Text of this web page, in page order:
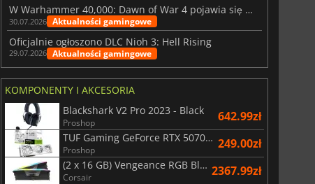
W Warhammer 40,000: Dawn of War 4 pojawia się frakcja Nekronów
30.07.2026 Aktualności gamingowe
Oficjalnie ogłoszono DLC Nioh 3: Hell Rising
29.07.2026 Aktualności gamingowe
KOMPONENTY I AKCESORIA
Blackshark V2 Pro 2023 - Black
Proshop 642.99zł
TUF Gaming GeForce RTX 5070 Ti OC White Edition 16GB
Proshop 249.00zł
(2 x 16 GB) Vengeance RGB Black AMD Expo 6000 MHz - CAS 30
Corsair 2367.99zł